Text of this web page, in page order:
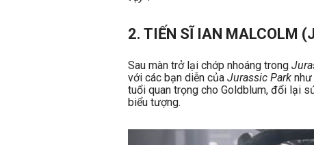
2. TIẾN SĨ IAN MALCOLM
Sau màn trở lại chớp nhoáng trong
với các bạn diễn của Jurassic Park như
tuổi quan trọng cho Goldblum, đổi lại
biểu tượng.